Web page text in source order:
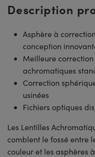
Description
Asphère à
conception
Meilleure
achromatiques
Correction
usinées
Fichiers optiques
Les Lentilles
comblent le fossé entre
couleur et les asphères